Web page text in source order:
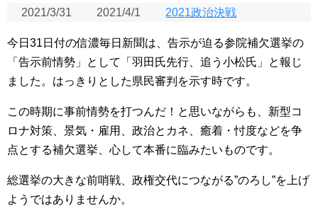
2021/3/31 2021/4/1 2021政治決戦
今日31日付の信濃毎日新聞は、告示が迫る参院補欠選挙の
「告示前情勢」として「羽田氏先行、追う小松氏」と報じ
ました。はっきりとした県民審判を示す時です。
この時期に事前情勢を打つんだ！と思いながらも、新型コ
ロナ対策、景気・雇用、政治とカネ、癒着・忖度などを争
点とする補欠選挙、心して本番に臨みたいものです。
総選挙の大きな前哨戦、政権交代につながる”のろし”を上げ
ようではありませんか。